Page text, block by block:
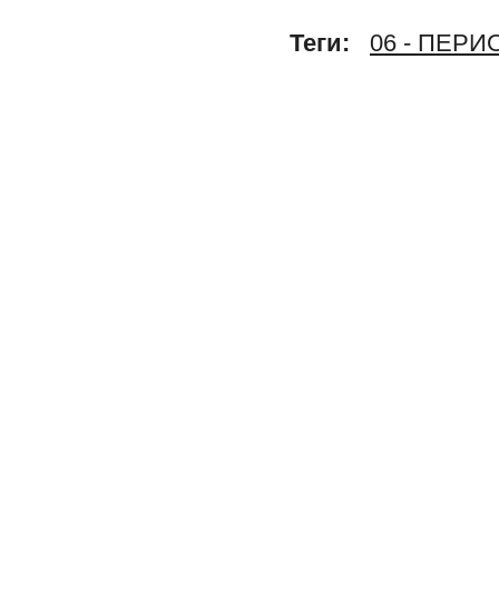
Теги: 06 -